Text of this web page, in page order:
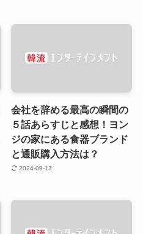
会社を辞める最高の瞬間の
５話あらすじと感想！ヨン
ジの家にある食器ブランド
と通販購入方法は？
2024-09-13